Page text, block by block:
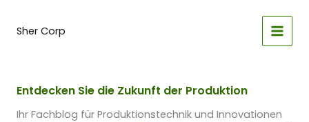
InhaltSher Corp
Entdecken Sie die Zukunft der Produktion
Ihr Fachblog für Produktionstechnik und Innovationen